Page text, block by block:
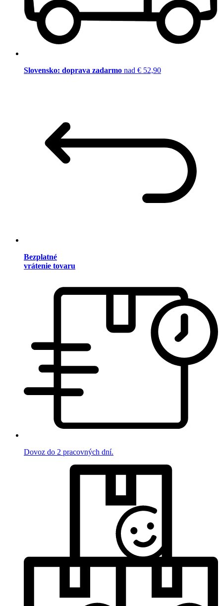
Slovensko: doprava zadarmo nad € 52,90
Bezplatné
vrátenie tovaru
Dovoz do 2 pracovných dní.